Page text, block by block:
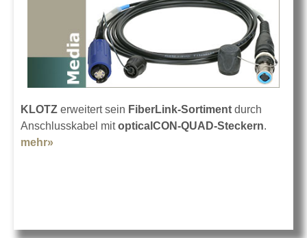
KLOTZ erweitert sein FiberLink-Sortiment durch
Anschlusskabel mitopticalCON-QUAD-Steckern.
mehr»